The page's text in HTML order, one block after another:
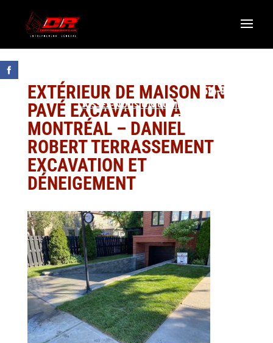
LAISSEZ-NOUS UN COMMENTAIRE GOOGLE
R.B.Q. 5822-0583-01
EXTÉRIEUR DE MAISON EN
PAVÉ EXCAVATION À
MONTRÉAL – DANIEL
ROBERT TERRASSEMENT
EXCAVATION ET
DÉNEIGEMENT